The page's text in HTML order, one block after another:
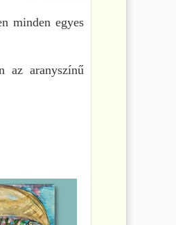
minden egyes
az aranyszínű